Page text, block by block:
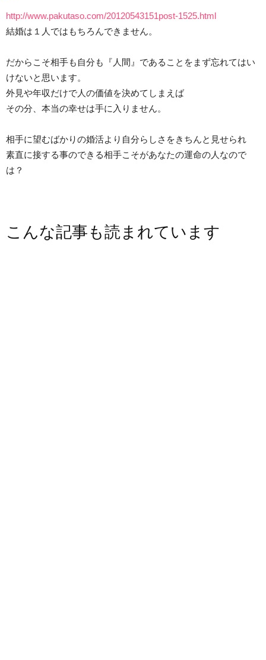
http://www.pakutaso.com/20120543151post-1525.html
結婚は１人ではもちろんできません。
だからこそ相手も自分も『人間』であることをまず忘れてはい
けないと思います。
外見や年収だけで人の価値を決めてしまえば
その分、本当の幸せは手に入りません。
相手に望むばかりの婚活より自分らしさをきちんと見せられ
素直に接する事のできる相手こそがあなたの運命の人なので
は？
こんな記事も読まれています